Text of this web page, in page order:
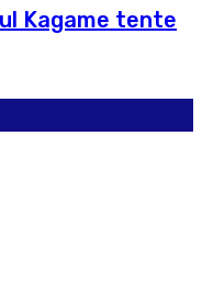
Kagame tente